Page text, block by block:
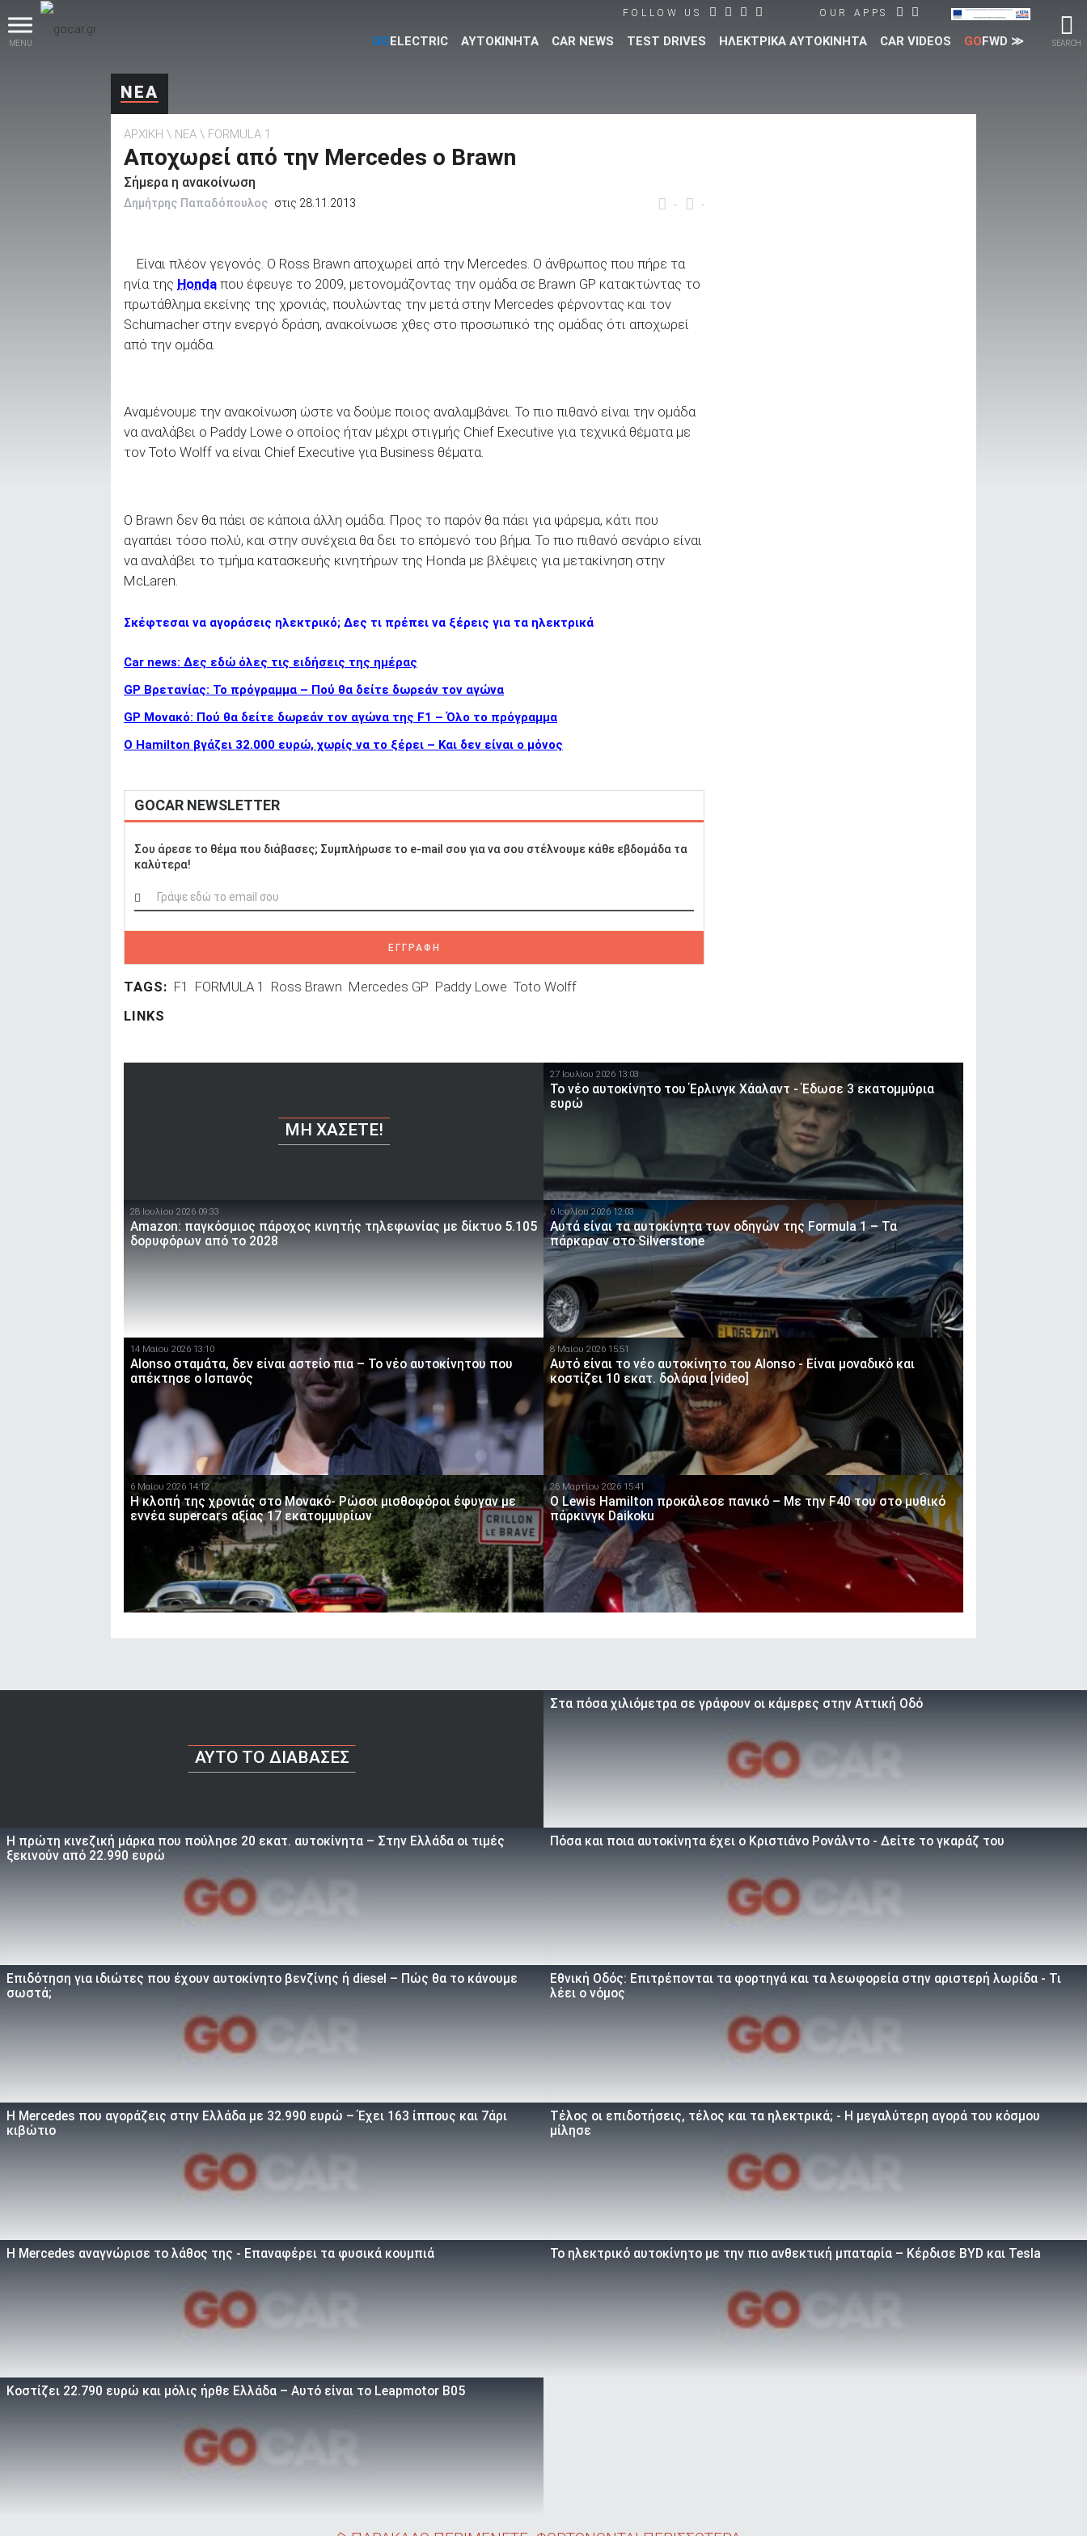
MENU SEARCH
FOLLOW US OUR APPS
GOELECTRIC ΑΥΤΟΚΙΝΗΤΑ CAR NEWS TEST DRIVES ΗΛΕΚΤΡΙΚΑ ΑΥΤΟΚΙΝΗΤΑ CAR VIDEOS GOFWD ≫
ΑΝΑΖΗΤΗΣΗ
Επιχειρήσεις
ΑΝΑΖΗΤΗΣΗ
ΝΕΑ
ΑΡΧΙΚΗ ΝΕΑ FORMULA 1
Αποχωρεί από την Mercedes ο Brawn
Σήμερα η ανακοίνωση
- -
Δημήτρης Παπαδόπουλος στις 28.11.2013
Είναι πλέον γεγονός. Ο Ross Brawn αποχωρεί από την Mercedes. Ο άνθρωπος που πήρε τα
ηνία της Honda που έφευγε το 2009, μετονομάζοντας την ομάδα σε Brawn GP κατακτώντας το
πρωτάθλημα εκείνης της χρονιάς, πουλώντας την μετά στην Mercedes φέρνοντας και τον
Schumacher στην ενεργό δράση, ανακοίνωσε χθες στο προσωπικό της ομάδας ότι αποχωρεί
από την ομάδα.
Αναμένουμε την ανακοίνωση ώστε να δούμε ποιος αναλαμβάνει. Το πιο πιθανό είναι την ομάδα
να αναλάβει ο Paddy Lowe ο οποίος ήταν μέχρι στιγμής Chief Executive για τεχνικά θέματα με
τον Toto Wolff να είναι Chief Executive για Business θέματα.
Ο Brawn δεν θα πάει σε κάποια άλλη ομάδα. Προς το παρόν θα πάει για ψάρεμα, κάτι που
αγαπάει τόσο πολύ, και στην συνέχεια θα δει το επόμενό του βήμα. Το πιο πιθανό σενάριο είναι
να αναλάβει το τμήμα κατασκευής κινητήρων της Honda με βλέψεις για μετακίνηση στην
McLaren.
Σκέφτεσαι να αγοράσεις ηλεκτρικό; Δες τι πρέπει να ξέρεις για τα ηλεκτρικά
Car news: Δες εδώ όλες τις ειδήσεις της ημέρας
GP Βρετανίας: Το πρόγραμμα – Πού θα δείτε δωρεάν τον αγώνα
GP Μονακό: Πού θα δείτε δωρεάν τον αγώνα της F1 – Όλο το πρόγραμμα
Ο Hamilton βγάζει 32.000 ευρώ, χωρίς να το ξέρει – Και δεν είναι ο μόνος
GOCAR NEWSLETTER
Σου άρεσε το θέμα που διάβασες; Συμπλήρωσε το e-mail σου για να σου στέλνουμε κάθε εβδομάδα τα
καλύτερα!
ΕΓΓΡΑΦΗ
TAGS: F1 FORMULA 1 Ross Brawn Mercedes GP Paddy Lowe Toto Wolff
LINKS
ΜΗ ΧΆΣΕΤΕ!
27 Ιουλίου 2026 13:03
Το νέο αυτοκίνητο του Έρλινγκ Χάαλαντ - Έδωσε 3 εκατομμύρια
ευρώ
28 Ιουλίου 2026 09:33
Amazon: παγκόσμιος πάροχος κινητής τηλεφωνίας με δίκτυο 5.105
δορυφόρων από το 2028
6 Ιουλίου 2026 12:03
Αυτά είναι τα αυτοκίνητα των οδηγών της Formula 1 – Τα
πάρκαραν στο Silverstone
14 Μαίου 2026 13:10
Alonso σταμάτα, δεν είναι αστείο πια – Το νέο αυτοκίνητου που
απέκτησε ο Ισπανός
8 Μαίου 2026 15:51
Αυτό είναι το νέο αυτοκίνητο του Alonso - Είναι μοναδικό και
κοστίζει 10 εκατ. δολάρια [video]
6 Μαίου 2026 14:12
Η κλοπή της χρονιάς στο Μονακό- Ρώσοι μισθοφόροι έφυγαν με
εννέα supercars αξίας 17 εκατομμυρίων
26 Μαρτίου 2026 15:41
O Lewis Hamilton προκάλεσε πανικό – Με την F40 του στο μυθικό
πάρκινγκ Daikoku
AYTO TO ΔΙΑΒΑΣΕΣ
Στα πόσα χιλιόμετρα σε γράφουν οι κάμερες στην Αττική Οδό
Η πρώτη κινεζική μάρκα που πούλησε 20 εκατ. αυτοκίνητα – Στην Ελλάδα οι τιμές
ξεκινούν από 22.990 ευρώ
Πόσα και ποια αυτοκίνητα έχει ο Κριστιάνο Ρονάλντο - Δείτε το γκαράζ του
Επιδότηση για ιδιώτες που έχουν αυτοκίνητο βενζίνης ή diesel – Πώς θα το κάνουμε
σωστά;
Εθνική Οδός: Επιτρέπονται τα φορτηγά και τα λεωφορεία στην αριστερή λωρίδα - Τι
λέει ο νόμος
Η Mercedes που αγοράζεις στην Ελλάδα με 32.990 ευρώ – Έχει 163 ίππους και 7άρι
κιβώτιο
Τέλος οι επιδοτήσεις, τέλος και τα ηλεκτρικά; - Η μεγαλύτερη αγορά του κόσμου
μίλησε
Η Mercedes αναγνώρισε το λάθος της - Επαναφέρει τα φυσικά κουμπιά Το ηλεκτρικό αυτοκίνητο με την πιο ανθεκτική μπαταρία – Κέρδισε BYD και Tesla
Κοστίζει 22.790 ευρώ και μόλις ήρθε Ελλάδα – Αυτό είναι το Leapmotor B05